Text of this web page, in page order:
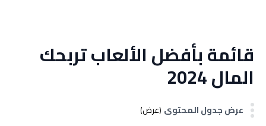
قائمة بأفضل الألعاب تربحك
المال 2024
عرض جدول المحتوى (عرض)